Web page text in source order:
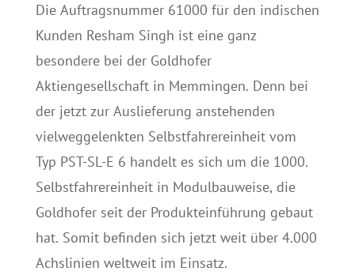
Die Auftragsnummer 61000 für den indischen
Kunden Resham Singh ist eine ganz
besondere bei der Goldhofer
Aktiengesellschaft in Memmingen. Denn bei
der jetzt zur Auslieferung anstehenden
vielweggelenkten Selbstfahrereinheit vom
Typ PST-SL-E 6 handelt es sich um die 1000.
Selbstfahrereinheit in Modulbauweise, die
Goldhofer seit der Produkteinführung gebaut
hat. Somit befinden sich jetzt weit über 4.000
Achslinien weltweit im Einsatz.